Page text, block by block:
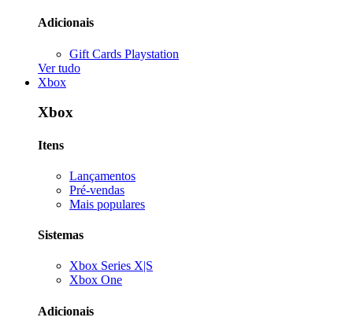
Adicionais
Gift Cards Playstation
Ver tudo
Xbox
Xbox
Itens
Lançamentos
Pré-vendas
Mais populares
Sistemas
Xbox Series X|S
Xbox One
Adicionais